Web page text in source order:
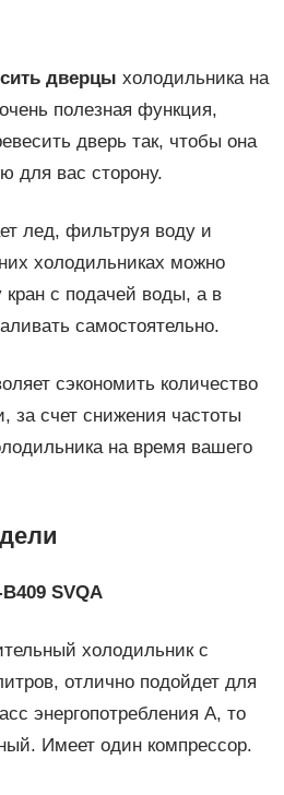
дверцы холодильника на
полезная функция,
дверь так, чтобы она
для вас сторону.
лед, фильтруя воду и
холодильниках можно
кран с подачей воды, а в
самостоятельно.
сэкономить количество
за счет снижения частоты
на время вашего
B409 SVQA
холодильник с
отлично подойдет для
энергопотребления А, то
Имеет один компрессор.